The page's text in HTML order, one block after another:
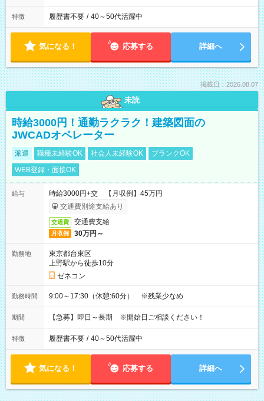
特徴 履歴書不要 / 40～50代活躍中
気になる！ 応募する 詳細へ
掲載日：2026.08.07
未読
時給3000円！通勤ラクラク！建築図面の
JWCADオペレーター
派遣 職種未経験OK 社会人未経験OK
ブランクOK
WEB登録・面接OK
給与
時給3000円+交 【月収例】45万円
交通費別途支給あり
交通費 交通費支給
月収例 30万円～
勤務地
東京都台東区
上野駅から徒歩10分
ゼネコン
勤務時間 9:00～17:30（休憩:60分） ※残業少なめ
期間 【急募】即日～長期 ※開始日ご相談ください！
特徴 履歴書不要 / 40～50代活躍中
気になる！ 応募する 詳細へ